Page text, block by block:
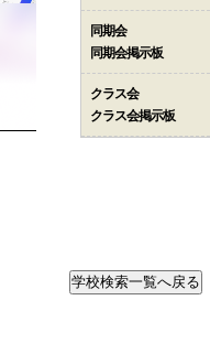
同期会
同期会掲示板
クラス会
クラス会掲示板